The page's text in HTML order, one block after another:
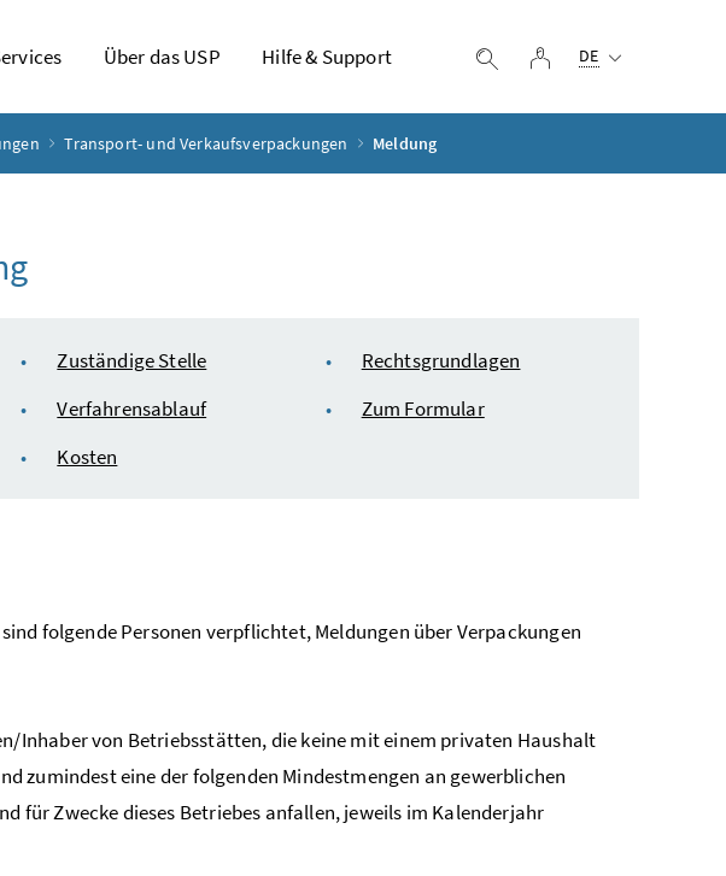
Über das USP Hilfe & Support Suche einblenden
Login
DE
Transport- und Verkaufsverpackungen Meldung
Zuständige Stelle
Verfahrensablauf
Kosten
Rechtsgrundlagen
Zum Formular
folgende Personen verpflichtet, Meldungen über Verpackungen
Inhaber von Betriebsstätten, die keine mit einem privaten Haushalt
zumindest eine der folgenden Mindestmengen an gewerblichen
für Zwecke dieses Betriebes anfallen, jeweils im Kalenderjahr